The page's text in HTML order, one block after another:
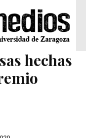
hechas